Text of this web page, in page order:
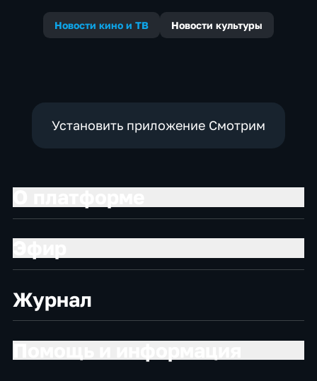
Новости кино и ТВ Новости культуры
Установить приложение Смотрим
Журнал